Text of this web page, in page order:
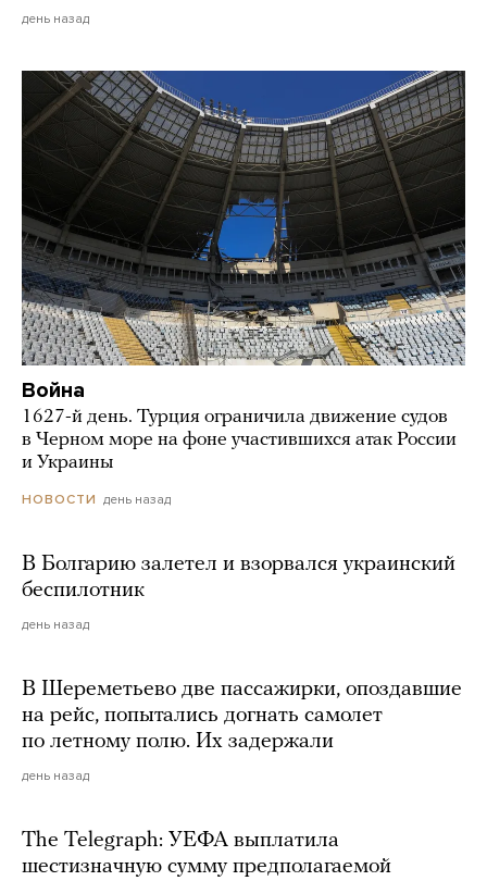
день назад
Война
1627-й день. Турция ограничила движение судов
в Черном море на фоне участившихся атак России
и Украины
НОВОСТИ день назад
В Болгарию залетел и взорвался украинский
беспилотник
день назад
В Шереметьево две пассажирки, опоздавшие
на рейс, попытались догнать самолет
по летному полю. Их задержали
день назад
The Telegraph: УЕФА выплатила
шестизначную сумму предполагаемой